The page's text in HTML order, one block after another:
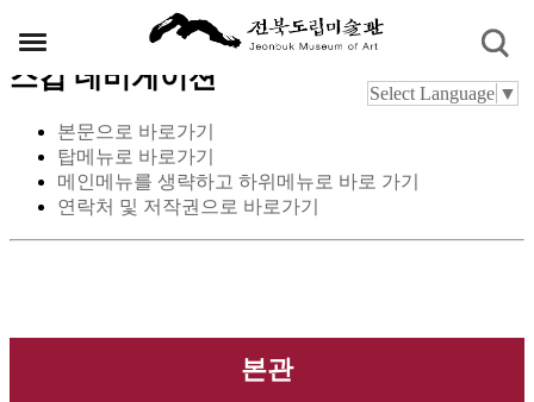
스킵 네비게이션
본문으로 바로가기
탑메뉴로 바로가기
메인메뉴를 생략하고 하위메뉴로 바로 가기
연락처 및 저작권으로 바로가기
Select Language ▼
본관